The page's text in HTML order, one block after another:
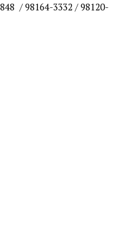
/ 98164-3332 / 98120-